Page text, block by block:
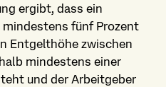
ergibt, dass ein
fünf Prozent
Entgelthöhe zwischen
mindestens einer
und der Arbeitgeber